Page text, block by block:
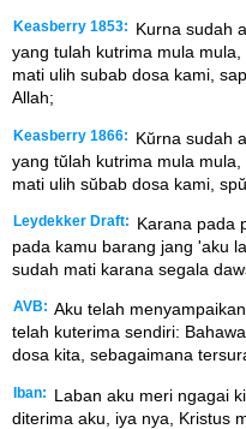
Keasberry 1853:
Kurna sudah
yang tulah kutrima mula
mati ulih subab dosa kami,
Allah;
Keasberry 1866:
Kŭrna sudah
yang tŭlah kutrima mula
mati ulih sŭbab dosa kami,
Leydekker Draft:
Karana pada
pada kamu barang jang 'aku
sudah mati karana segala
AVB: Aku telah
telah kuterima sendiri:
dosa kita, sebagaimana
Iban:
Laban aku meri ngagai
diterima aku, iya nya, Kristus